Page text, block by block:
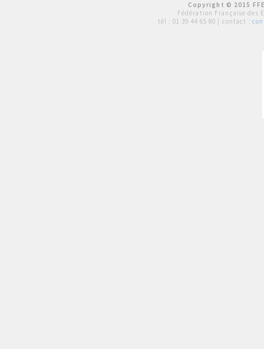
Copyright © 2015
Fédération Française des
tél : 01 39 44 65 80 | contact :